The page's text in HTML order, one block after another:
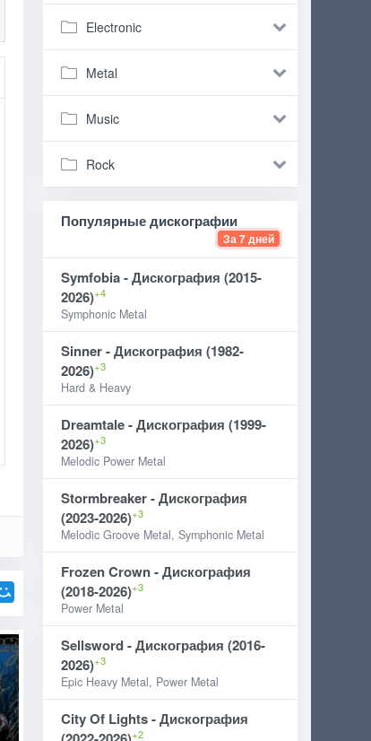
Electronic
Metal
Music
Rock
Популярные дискографии
За 7 дней
Symfobia - Дискография (2015-
2026)+4
Symphonic Metal
Sinner - Дискография (1982-
2026)+3
Hard & Heavy
Dreamtale - Дискография (1999-
2026)+3
Melodic Power Metal
Stormbreaker - Дискография
(2023-2026)+3
Melodic Groove Metal, Symphonic Metal
Frozen Crown - Дискография
(2018-2026)+3
Power Metal
Sellsword - Дискография (2016-
2026)+3
Epic Heavy Metal, Power Metal
City Of Lights - Дискография
+2